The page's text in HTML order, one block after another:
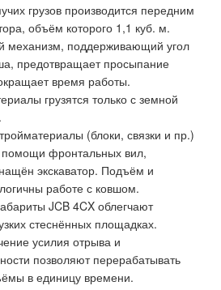
грузов производится передним
объём которого 1,1 куб. м.
механизм, поддерживающий угол
предотвращает просыпание
время работы.
грузятся только с земной
(блоки, связки и пр.)
помощи фронтальных вил,
экскаватор. Подъём и
работе с ковшом.
JCB 4CX облегчают
стеснённых площадках.
усилия отрыва и
позволяют перерабатывать
в единицу времени.